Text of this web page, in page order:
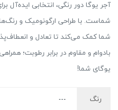
آجر یوگا دور رنگی، انتخابی ایده‌آل
شما کمک می‌کند تا تعادل و
بادوام و مقاوم در برابر رطوبت؛
یوگای شما!
رنگ